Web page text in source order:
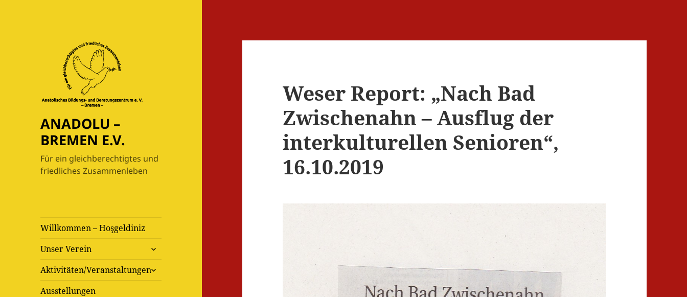
ANADOLU –
BREMEN E.V.
Für ein gleichberechtigtes und
friedliches Zusammenleben
Willkommen – Hoşgeldiniz
Unser Verein
untermenü
öffnen
Aktivitäten/Veranstaltungenuntermenü
öffnen
Ausstellungen
Weser Report: „Nach Bad
Zwischenahn – Ausflug der
interkulturellen Senioren“,
16.10.2019